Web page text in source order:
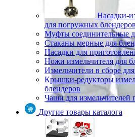
Насадки-
для погружных блендеров
Муфты соединительные
Стаканы мерные для
Насадки для
Ножи измельчителя для
Измельчители в сборе
Крышки-редукторы
блендеров
Чаши для измельчителей
Другие товары каталога